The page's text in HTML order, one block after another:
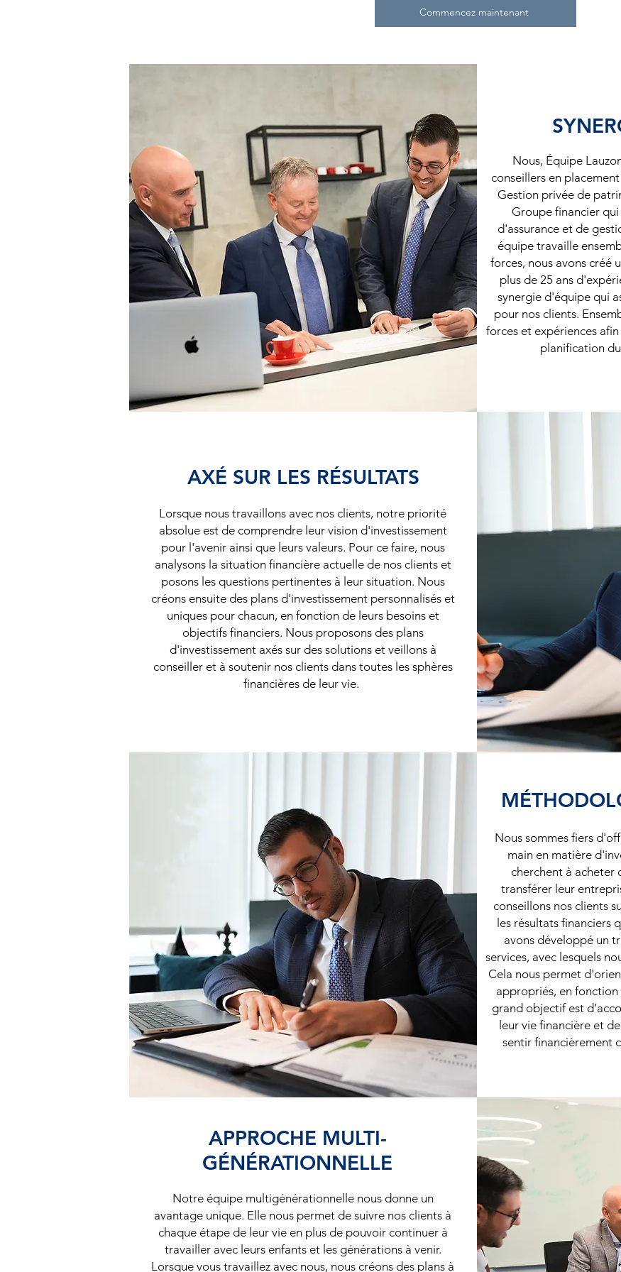
Commencez maintenant
Nous, Équipe
conseillers en
Gestion privée de
Groupe financier
d'assurance et de
équipe travaille
forces, nous avons créé
plus de 25 ans
synergie d'équipe qui
pour nos clients.
forces et expériences
planification
AXÉ SUR LES RÉSULTATS
Lorsque nous travaillons avec nos clients, notre priorité
absolue est de comprendre leur vision d'investissement
pour l'avenir ainsi que leurs valeurs. Pour ce faire, nous
analysons la situation financière actuelle de nos clients et
posons les questions pertinentes à leur situation. Nous
créons ensuite des plans d'investissement personnalisés et
uniques pour chacun, en fonction de leurs besoins et
objectifs financiers. Nous proposons des plans
d'investissement axés sur des solutions et veillons à
conseiller et à soutenir nos clients dans toutes les sphères
financières de leur vie.
Nous sommes fiers
main en matière
cherchent à acheter
transférer leur
conseillons nos clients
les résultats financiers
avons développé un
services, avec lesquels
Cela nous permet
appropriés, en
grand objectif est
leur vie financière et
sentir financièrement
APPROCHE MULTI-
GÉNÉRATIONNELLE
Notre équipe multigénérationnelle nous donne un
avantage unique. Elle nous permet de suivre nos clients à
chaque étape de leur vie en plus de pouvoir continuer à
travailler avec leurs enfants et les générations à venir.
Lorsque vous travaillez avec nous, nous créons des plans à